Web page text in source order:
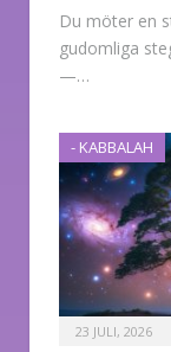
Du möter en
gudomliga
—…
- KABBALAH
23 JULI, 2026